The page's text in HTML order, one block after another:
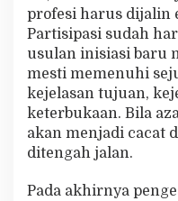
profesi harus dijalin
Partisipasi sudah
usulan inisiasi baru
mesti memenuhi
kejelasan tujuan,
keterbukaan. Bila
akan menjadi cacat
ditengah jalan.
Pada akhirnya